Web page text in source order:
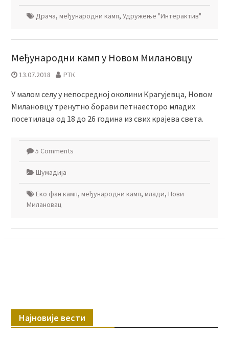
Драча, међународни камп, Удружење "Интерактив"
Међународни камп у Новом Милановцу
13.07.2018 РТК
У малом селу у непосредној околини Крагујевца, Новом
Милановцу тренутно борави петнаесторо младих
посетилаца од 18 до 26 година из свих крајева света.
5 Comments
Шумадија
Еко фан камп, међународни камп, млади, Нови
Милановац
Најновије вести